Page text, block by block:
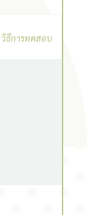
วิธีการทดสอบ